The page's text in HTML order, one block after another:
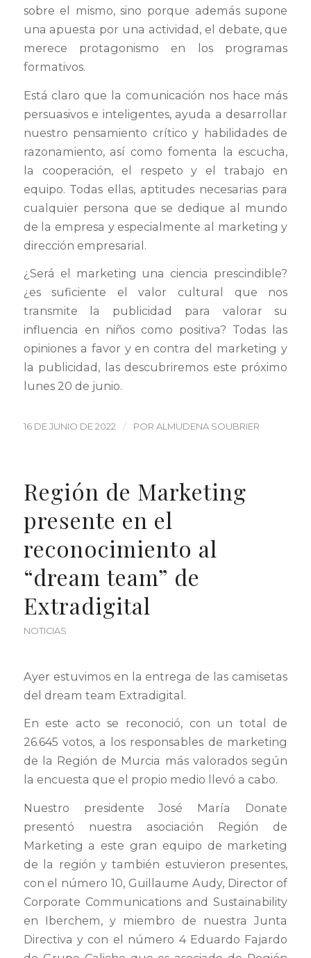
sobre el mismo, sino porque además supone
una apuesta por una actividad, el debate, que
merece protagonismo en los programas
formativos.
Está claro que la comunicación nos hace más
persuasivos e inteligentes, ayuda a desarrollar
nuestro pensamiento crítico y habilidades de
razonamiento, así como fomenta la escucha,
la cooperación, el respeto y el trabajo en
equipo. Todas ellas, aptitudes necesarias para
cualquier persona que se dedique al mundo
de la empresa y especialmente al marketing y
dirección empresarial.
¿Será el marketing una ciencia prescindible?
¿es suficiente el valor cultural que nos
transmite la publicidad para valorar su
influencia en niños como positiva? Todas las
opiniones a favor y en contra del marketing y
la publicidad, las descubriremos este próximo
lunes 20 de junio.
16 DE JUNIO DE 2022 / POR ALMUDENA SOUBRIER
Región de Marketing
presente en el
reconocimiento al
“dream team” de
Extradigital
NOTICIAS
Ayer estuvimos en la entrega de las camisetas
del dream team Extradigital.
En este acto se reconoció, con un total de
26.645 votos, a los responsables de marketing
de la Región de Murcia más valorados según
la encuesta que el propio medio llevó a cabo.
Nuestro presidente José María Donate
presentó nuestra asociación Región de
Marketing a este gran equipo de marketing
de la región y también estuvieron presentes,
con el número 10, Guillaume Audy, Director of
Corporate Communications and Sustainability
en Iberchem, y miembro de nuestra Junta
Directiva y con el número 4 Eduardo Fajardo